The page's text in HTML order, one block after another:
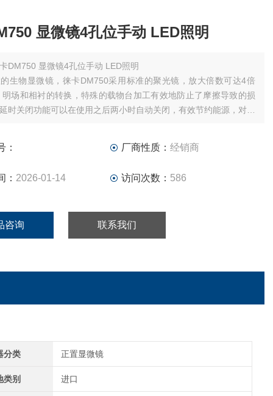
显微镜4孔位手动 LED照明
DM750 显微镜4孔位手动 LED照明
生物显微镜，徕卡DM750采用标准的聚光镜，放大倍数可达4倍
明场和相衬的转换，特殊的载物台加工有效地防止了摩擦导致的损
时关闭功能可以在使用之后两小时自动关闭，有效节约能源，对于
： 厂商性质： 经销商
： 2026-01-14 访问次数： 586
咨询 联系我们
分类 正置显微镜
类别 进口